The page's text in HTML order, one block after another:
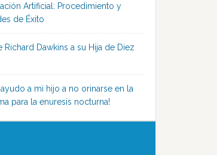
Artificial: Procedimiento y
de Éxito
Richard Dawkins a su Hija de Diez
a mi hijo a no orinarse en la
para la enuresis nocturna!